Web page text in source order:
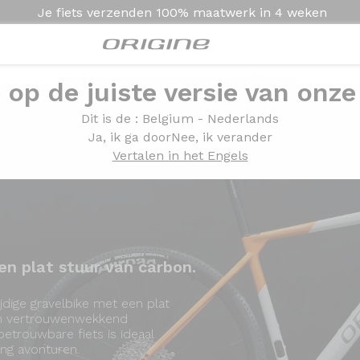
Je fiets verzenden 100% maatwerk in 4 weken
de juiste versie van
Dit is de : Belgium - Nederlands
Ja, ik ga doorNee, ik verander
Vertalen in het Engels
Presentatie Modellen
plat stuur van carbon.
gravelbike met een plat
vertrouwenwekkend
fiets is ideaal
avonturen.